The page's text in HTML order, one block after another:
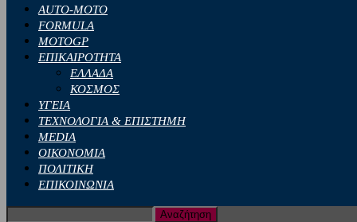
AUTO-MOTO
FORMULA
MOTOGP
ΕΠΙΚΑΙΡΟΤΗΤΑ
ΕΛΛΑΔΑ
ΚΟΣΜΟΣ
ΥΓΕΙΑ
ΤΕΧΝΟΛΟΓΙΑ & ΕΠΙΣΤΗΜΗ
MEDIA
ΟΙΚΟΝΟΜΙΑ
ΠΟΛΙΤΙΚΗ
ΕΠΙΚΟΙΝΩΝΙΑ